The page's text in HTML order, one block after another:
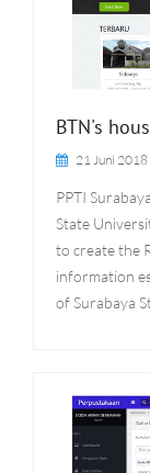
BTN's
21 Juni 2018
PPTI
State
to create the
information
of Surabaya